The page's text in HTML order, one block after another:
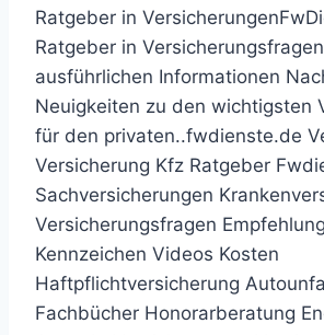
Ratgeber in
Ratgeber in
ausführlichen Informationen
Neuigkeiten zu den wichtigsten
für den privaten..fwdienste.de
Versicherung Kfz Ratgeber
Sachversicherungen
Versicherungsfragen
Kennzeichen Videos Kosten
Haftpflichtversicherung
Fachbücher Honorarberatung